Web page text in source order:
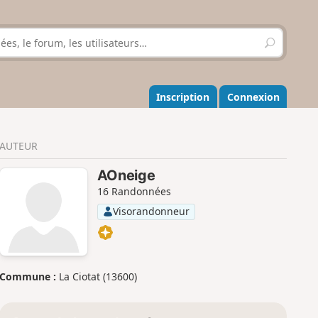
R
e
h
e
r
r
Inscription Connexion
AUTEUR
AOneige
16 Randonnées
Visorandonneur
Commune : La Ciotat (13600)